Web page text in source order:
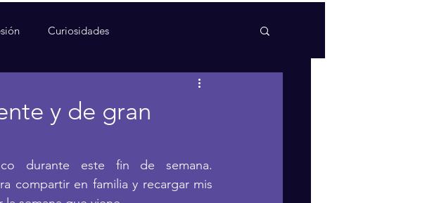
Curiosidades
y de gran
durante este fin de semana.
compartir en familia y recargar mis